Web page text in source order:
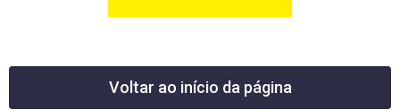
Voltar ao início da página